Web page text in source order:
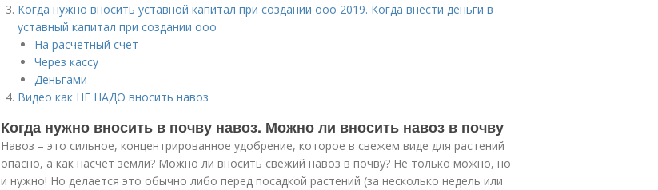
Когда нужно вносить уставной капитал при создании ооо 2019. Когда внести деньги в
уставный капитал при создании ооо
На расчетный счет
Через кассу
Деньгами
Видео как НЕ НАДО вносить навоз
Когда нужно вносить в почву навоз. Можно ли вносить навоз в почву
Навоз – это сильное, концентрированное удобрение, которое в свежем виде для растений
опасно, а как насчет земли? Можно ли вносить свежий навоз в почву? Не только можно, но
и нужно! Но делается это обычно либо перед посадкой растений (за несколько недель или